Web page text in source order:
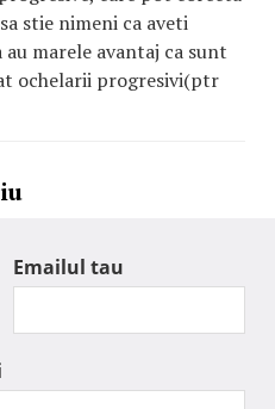
stie nimeni ca aveti
au marele avantaj ca sunt
ochelarii progresivi(ptr
Emailul tau